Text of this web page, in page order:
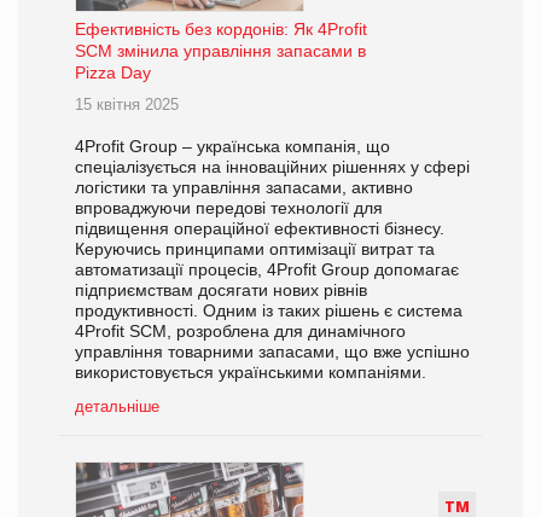
Ефективність без кордонів: Як 4Profit
SCM змінила управління запасами в
Pizza Day
15 квітня 2025
4Profit Group – українська компанія, що
спеціалізується на інноваційних рішеннях у сфері
логістики та управління запасами, активно
впроваджуючи передові технології для
підвищення операційної ефективності бізнесу.
Керуючись принципами оптимізації витрат та
автоматизації процесів, 4Profit Group допомагає
підприємствам досягати нових рівнів
продуктивності. Одним із таких рішень є система
4Profit SCM, розроблена для динамічного
управління товарними запасами, що вже успішно
використовується українськими компаніями.
детальніше
ТМ